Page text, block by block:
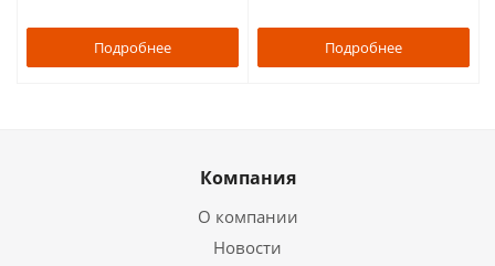
Подробнее Подробнее
Компания
О компании
Новости